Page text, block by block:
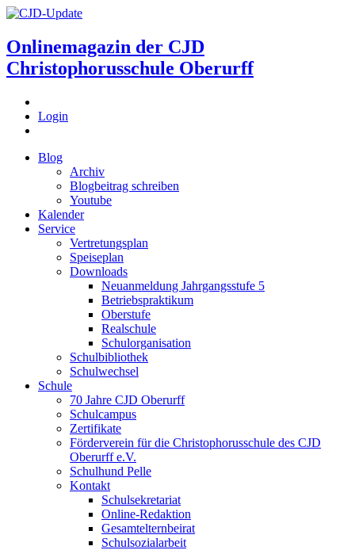
Onlinemagazin der CJD
Christophorusschule Oberurff
Login
Blog
Archiv
Blogbeitrag schreiben
Youtube
Kalender
Service
Vertretungsplan
Speiseplan
Downloads
Neuanmeldung Jahrgangsstufe 5
Betriebspraktikum
Oberstufe
Realschule
Schulorganisation
Schulbibliothek
Schulwechsel
Schule
70 Jahre CJD Oberurff
Schulcampus
Zertifikate
Förderverein für die Christophorusschule des CJD
Oberurff e.V.
Schulhund Pelle
Kontakt
Schulsekretariat
Online-Redaktion
Gesamtelternbeirat
Schulsozialarbeit